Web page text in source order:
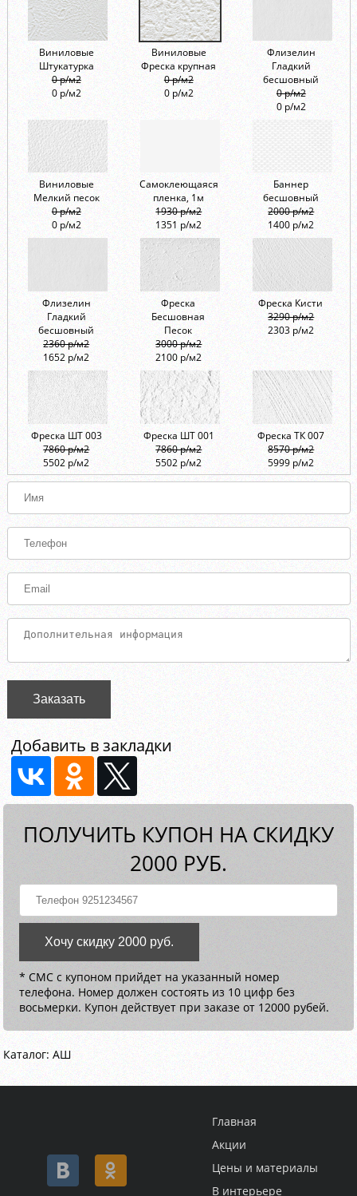
Виниловые
Штукатурка
0 р/м2
0 р/м2
Виниловые
Фреска крупная
0 р/м2
0 р/м2
Флизелин
Гладкий
бесшовный
0 р/м2
0 р/м2
Виниловые
Мелкий песок
0 р/м2
0 р/м2
Самоклеющаяся
пленка, 1м
1930 р/м2
1351 р/м2
Баннер
бесшовный
2000 р/м2
1400 р/м2
Флизелин
Гладкий
бесшовный
2360 р/м2
1652 р/м2
Фреска
Бесшовная
Песок
3000 р/м2
2100 р/м2
Фреска Кисти
3290 р/м2
2303 р/м2
Фреска ШТ 003
7860 р/м2
5502 р/м2
Фреска ШТ 001
7860 р/м2
5502 р/м2
Фреска ТК 007
8570 р/м2
5999 р/м2
Заказать
Добавить в закладки
ПОЛУЧИТЬ КУПОН НА СКИДКУ
2000 РУБ.
Хочу скидку 2000 руб.
* СМС с купоном прийдет на указанный номер
телефона. Номер должен состоять из 10 цифр без
восьмерки. Купон действует при заказе от 12000 рубей.
Каталог: АШ
Главная
Акции
Цены и материалы
В интерьере